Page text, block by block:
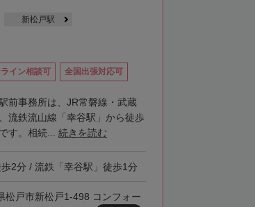
新松戸駅
イン相談可 全国出張対応可
前事務所は、JR常磐線・武蔵
流鉄流山線「幸谷駅」から徒歩
す。相続... 続きを読む
2分 / 流鉄「幸谷駅」徒歩1分
松戸市新松戸1-498 コンフォー